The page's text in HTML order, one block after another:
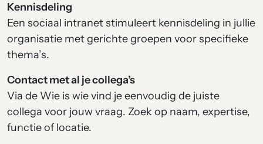
Kennisdeling
Een sociaal intranet stimuleert kennisdeling in jullie
organisatie met gerichte groepen voor specifieke
thema’s.
Contact met al je collega’s
Via de Wie is wie vind je eenvoudig de juiste
collega voor jouw vraag. Zoek op naam, expertise,
functie of locatie.